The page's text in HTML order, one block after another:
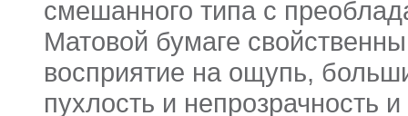
смешанного типа с
Матовой бумаге
восприятие на ощупь,
пухлость и непрозрачность